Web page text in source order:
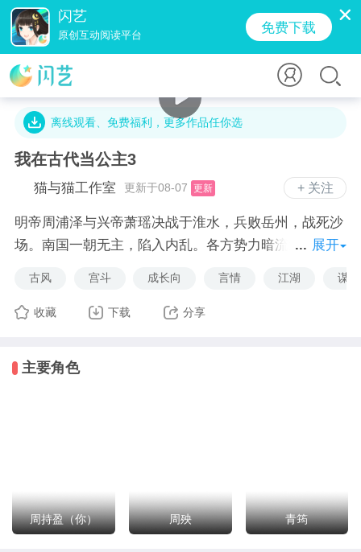
闪艺
原创互动阅读平台 免费下载
55.7万字 · 121万人气 · 1371.9M · 4624.1万贡献值
离线观看、免费福利，更多作品任你选
我在古代当公主3
+ 关注
猫与猫工作室 更新于08-07 更新
明帝周浦泽与兴帝萧瑶决战于淮水，兵败岳州，战死沙
场。南国一朝无主，陷入内乱。各方势力暗流涌动，皆
还是劫难？
守；亦或碌碌无为，随波逐流。
一切皆由你的选择决定。
展开
古风 宫斗 成长向 言情 江湖 谋略
收藏 下载 分享
主要角色
周持盈（你） 周殃 青筠